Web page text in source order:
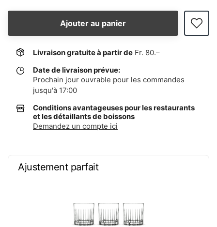
Ajouter au panier
Livraison gratuite à partir de Fr. 80.–
Date de livraison prévue:
Prochain jour ouvrable pour les commandes
jusqu'à 17:00
Conditions avantageuses pour les restaurants
et les détaillants de boissons
Demandez un compte ici
Ajustement parfait